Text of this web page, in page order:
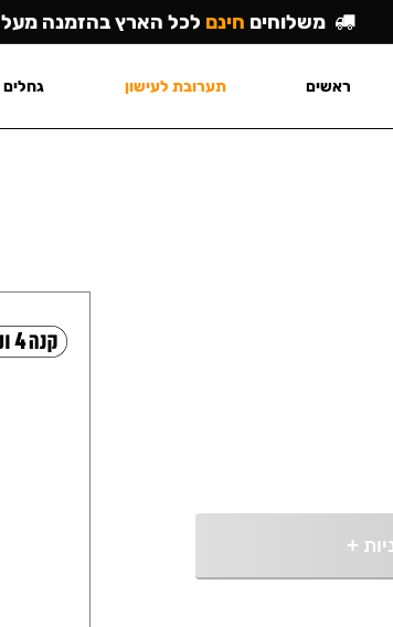
+
משלוחים חינם לכל הארץ בהזמנה מעל ₪449
ראשים תערובת לעישון גחלים